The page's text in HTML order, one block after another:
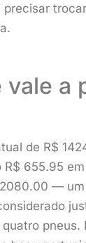
precisar
vale a
de R$
R$ 655.95
—
pneus.